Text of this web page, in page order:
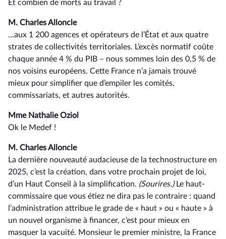
Et combien de morts au travail ?
M. Charles Alloncle
…aux 1 200 agences et opérateurs de l’État et aux quatre
strates de collectivités territoriales. L’excès normatif coûte
chaque année 4 % du PIB –⁠ nous sommes loin des 0,5 % de
nos voisins européens. Cette France n’a jamais trouvé
mieux pour simplifier que d’empiler les comités,
commissariats, et autres autorités.
Mme Nathalie Oziol
Ok le Medef !
M. Charles Alloncle
La dernière nouveauté audacieuse de la technostructure en
2025, c’est la création, dans votre prochain projet de loi,
d’un Haut Conseil à la simplification. (Sourires.) Le haut-
commissaire que vous étiez ne dira pas le contraire : quand
l’administration attribue le grade de « haut » ou « haute » à
un nouvel organisme à financer, c’est pour mieux en
masquer la vacuité. Monsieur le premier ministre, la France